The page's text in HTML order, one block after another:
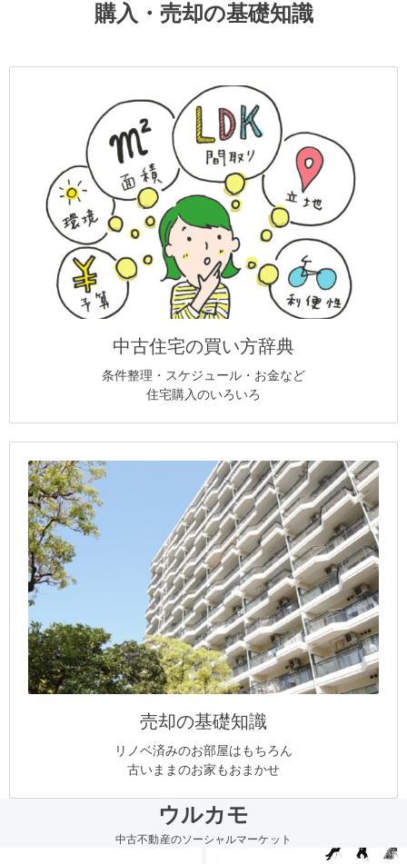
購入・売却の基礎知識
中古住宅の買い方辞典
条件整理・スケジュール・お金など
住宅購入のいろいろ
売却の基礎知識
リノベ済みのお部屋はもちろん
古いままのお家もおまかせ
ウルカモ
中古不動産のソーシャルマーケット